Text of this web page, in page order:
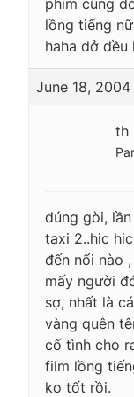
lồng tiếng
haha dở đều
June 18,
th
đúng gòi,
taxi 2..hic hic
đến nổi nào
mấy người
sợ, nhất là
vàng quên
cố tình cho
film lồng
ko tốt rồi.